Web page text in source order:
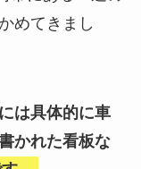
めてきまし
は具体的に車
かれた看板な